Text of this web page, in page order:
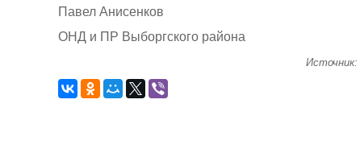
Павел Анисенков
ОНД и ПР Выборгского района
Источник: